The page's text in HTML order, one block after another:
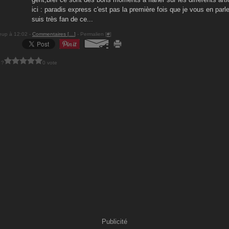
ici : paradis express c'est pas la première fois que je vous en
suis très fan de ce...
à 12:02 - Commentaires [ ] - Permalien [#]
? 0 vote
Publicité